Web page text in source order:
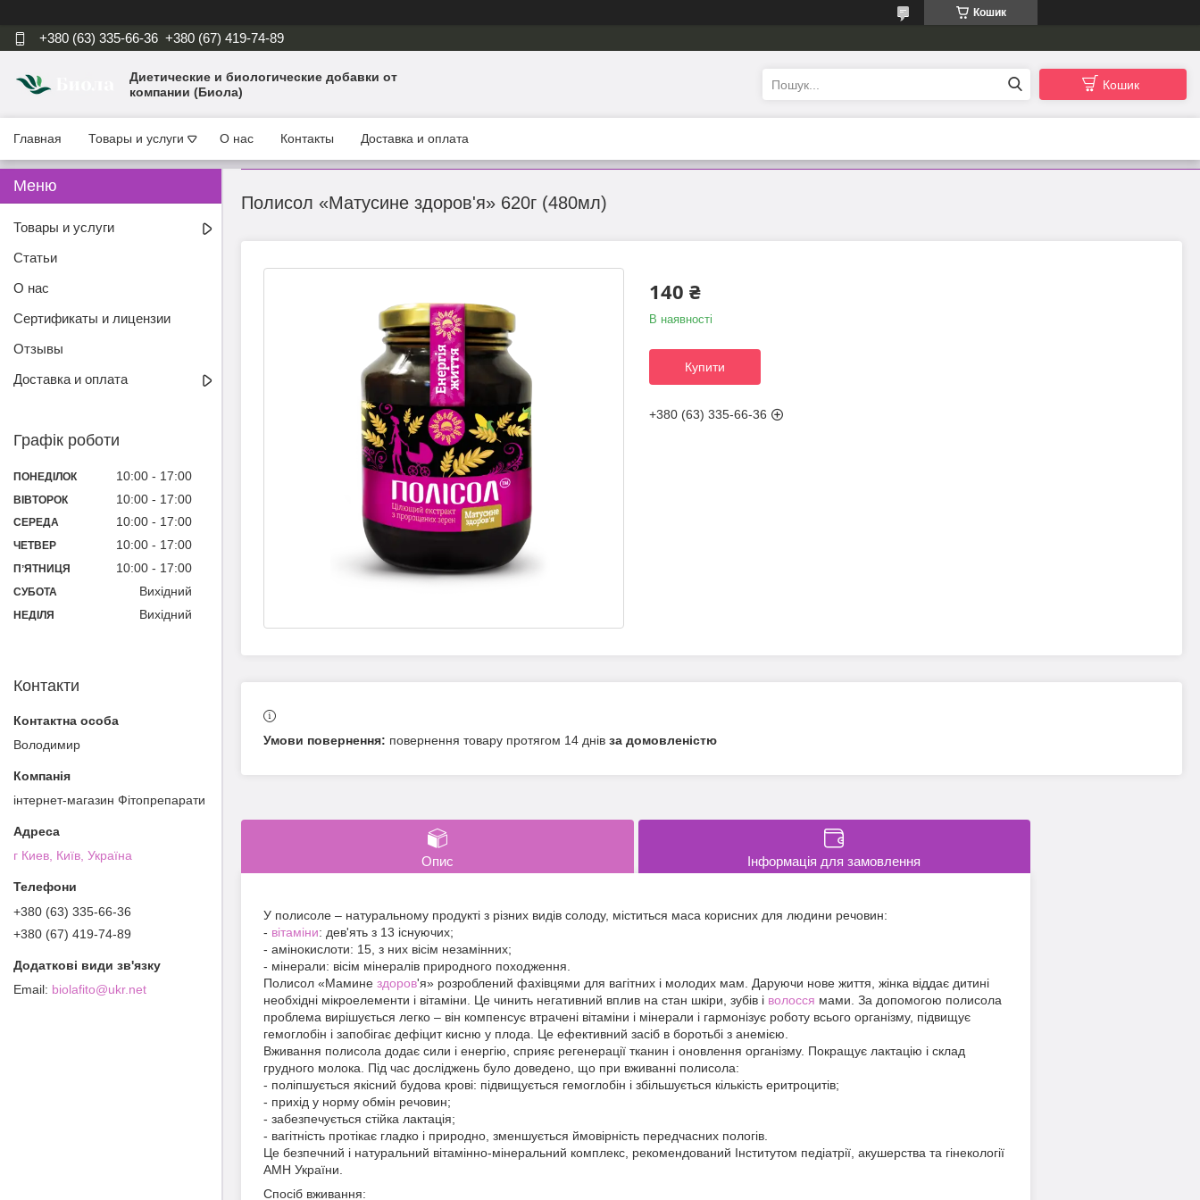
Кошик
+380 (63) 335-66-36 +380 (67) 419-74-89
Диетические и биологические добавки от
компании (Биола)
Кошик
Главная Товары и услуги О нас Контакты Доставка и оплата
Полисол «Матусине здоров'я» 620г (480мл)
140 ₴
В наявності
Купити
+380 (63) 335-66-36
повернення товару протягом 14 днів за домовленістю
Опис Інформація для замовлення
У полисоле – натуральному продукті з різних видів солоду, міститься маса корисних для людини речовин:
- вітаміни: дев'ять з 13 існуючих;
- амінокислоти: 15, з них вісім незамінних;
- мінерали: вісім мінералів природного походження.
Полисол «Мамине здоров'я» розроблений фахівцями для вагітних і молодих мам. Даруючи нове життя, жінка віддає дитині
необхідні мікроелементи і вітаміни. Це чинить негативний вплив на стан шкіри, зубів і волосся мами. За допомогою полисола
проблема вирішується легко – він компенсує втрачені вітаміни і мінерали і гармонізує роботу всього організму, підвищує
гемоглобін і запобігає дефіцит кисню у плода. Це ефективний засіб в боротьбі з анемією.
Вживання полисола додає сили і енергію, сприяє регенерації тканин і оновлення організму. Покращує лактацію і склад
грудного молока. Під час досліджень було доведено, що при вживанні полисола:
- поліпшується якісний будова крові: підвищується гемоглобін і збільшується кількість еритроцитів;
- прихід у норму обмін речовин;
- забезпечується стійка лактація;
- вагітність протікає гладко і природно, зменшується ймовірність передчасних пологів.
Це безпечний і натуральний вітамінно-мінеральний комплекс, рекомендований Інститутом педіатрії, акушерства та гінекології
АМН України.
Спосіб вживання:
Товары и услуги
Статьи
О нас
Сертификаты и лицензии
Отзывы
Доставка и оплата
Графік роботи
ПОНЕДІЛОК 10:00 17:00
ВІВТОРОК 10:00 17:00
СЕРЕДА 10:00 17:00
ЧЕТВЕР 10:00 17:00
ПʼЯТНИЦЯ 10:00 17:00
СУБОТА Вихідний
НЕДІЛЯ Вихідний
Контакти
Володимир
інтернет-магазин Фітопрепарати
г Киев, Київ, Україна
+380 (63) 335-66-36
+380 (67) 419-74-89
biolafito@ukr.net